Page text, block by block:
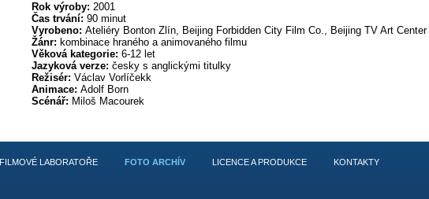
Rok výroby: 2001
Čas trvání: 90 minut
Vyrobeno: Ateliéry Bonton Zlín, Beijing Forbidden City Film Co., Beijing TV Art Center
Žánr: kombinace hraného a animovaného filmu
Věková kategorie: 6-12 let
Jazyková verze: česky s anglickými titulky
Režisér: Václav Vorlíčekk
Animace: Adolf Born
Scénář: Miloš Macourek
FILMOVÉ LABORATOŘE FOTO ARCHÍV LICENCE A PRODUKCE KONTAKTY